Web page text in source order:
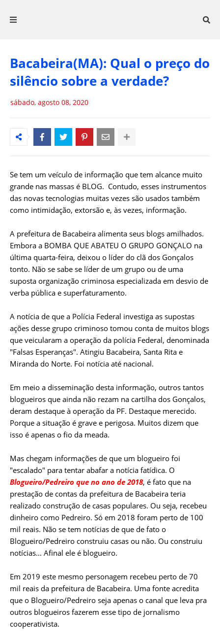
Bacabeira(MA): Qual o preço do
silêncio sobre a verdade?
sábado, agosto 08, 2020
Se tem um veículo de informação que tem alcance muito
grande nas massas é BLOG. Contudo, esses instrumentos
das novas tecnologias muitas vezes são usados também
como intimidação, extorsão e, às vezes, informação.
A prefeitura de Bacabeira alimenta seus blogs amilhados.
Embora a BOMBA QUE ABATEU O GRUPO GONÇALO na
última quarta-feira, deixou o líder do clã dos Gonçalos
tonto. Não se sabe se líder de um grupo ou de uma
suposta organização criminosa especializada em desvio de
verba pública e superfaturamento.
A notícia de que a Polícia Federal investiga as supostas
ações desse grupo criminoso tomou conta de muitos blogs
que veicularam a operação da polícia Federal, denominada
"Falsas Esperanças". Atingiu Bacabeira, Santa Rita e
Miranda do Norte. Foi notícia até nacional.
Em meio a disseminação desta informação, outros tantos
blogueiros que ainda não rezam na cartilha dos Gonçalos,
deram destaque à operação da PF. Destaque merecido.
Porque a situação é grave e perigosa. Muitos dizem que
isso é apenas o fio da meada.
Mas chegam informações de que um blogueiro foi
"escalado" para tentar abafar a notícia fatídica. O
Blogueiro/Pedreiro que no ano de 2018, é fato que na
prestação de contas da prefeitura de Bacabeira teria
realizado construção de casas populares. Ou seja, recebeu
dinheiro como Pedreiro. Só em 2018 foram perto de 100
mil reais. Não se tem notícias de que de fato o
Blogueiro/Pedreiro construiu casas ou não. Ou construiu
notícias... Afinal ele é blogueiro.
Em 2019 este mesmo personagem recebeu perto de 70
mil reais da prefeitura de Bacabeira. Uma fonte acredita
que o Blogueiro/Pedreiro seja apenas o canal que leva pra
outros blogueiros fazerem esse tipo de jornalismo
cooperativista.